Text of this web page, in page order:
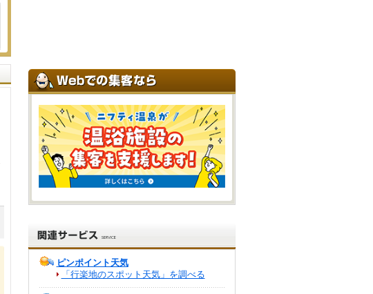
ピンポイント天気
「行楽地のスポット天気」を調べる